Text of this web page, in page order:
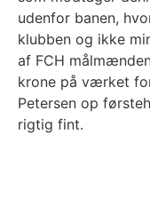
udenfor banen,
klubben og ikke
af FCH
krone på værket
Petersen op
rigtig fint.